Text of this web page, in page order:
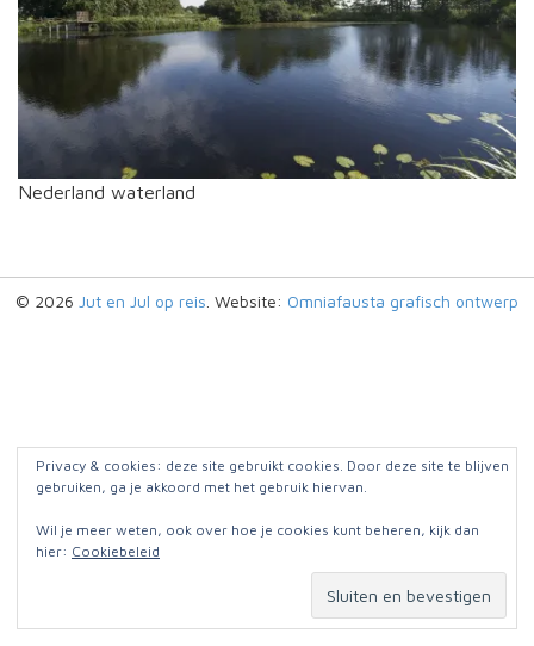
Nederland waterland
© 2026 Jut en Jul op reis . Website: Omniafausta grafisch ontwerp
Privacy & cookies: deze site gebruikt cookies. Door deze site te blijven
gebruiken, ga je akkoord met het gebruik hiervan.
Wil je meer weten, ook over hoe je cookies kunt beheren, kijk dan
hier: Cookiebeleid